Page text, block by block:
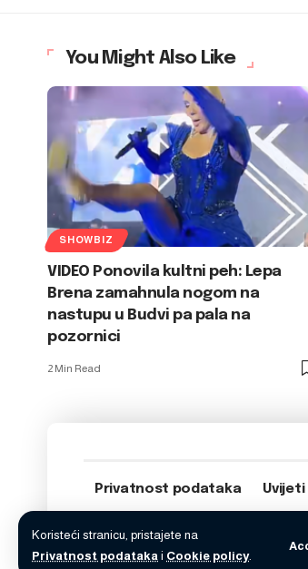
Koristeći stranicu, pristajete na
Privatnost podataka i Cookie policy.
You Might Also Like
SHOWBIZ
VIDEO Ponovila kultni peh: Lepa
Brena zamahnula nogom na
nastupu u Budvi pa pala na
pozornici
2 Min Read
Privatnost podataka